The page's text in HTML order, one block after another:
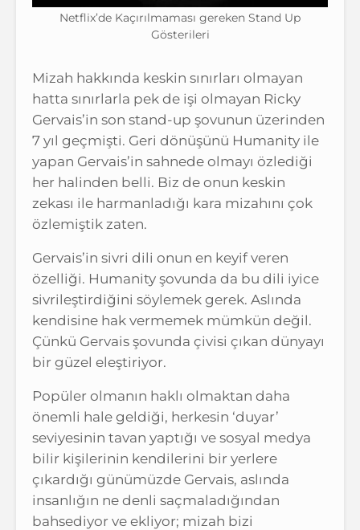
Netflix’de Kaçırılmaması gereken Stand Up
Gösterileri
Mizah hakkında keskin sınırları olmayan
hatta sınırlarla pek de işi olmayan Ricky
Gervais’in son stand-up şovunun üzerinden
7 yıl geçmişti. Geri dönüşünü Humanity ile
yapan Gervais’in sahnede olmayı özlediği
her halinden belli. Biz de onun keskin
zekası ile harmanladığı kara mizahını çok
özlemiştik zaten.
Gervais’in sivri dili onun en keyif veren
özelliği. Humanity şovunda da bu dili iyice
sivrileştirdiğini söylemek gerek. Aslında
kendisine hak vermemek mümkün değil.
Çünkü Gervais şovunda çivisi çıkan dünyayı
bir güzel eleştiriyor.
Popüler olmanın haklı olmaktan daha
önemli hale geldiği, herkesin ‘duyar’
seviyesinin tavan yaptığı ve sosyal medya
bilir kişilerinin kendilerini bir yerlere
çıkardığı günümüzde Gervais, aslında
insanlığın ne denli saçmaladığından
bahsediyor ve ekliyor; mizah bizi